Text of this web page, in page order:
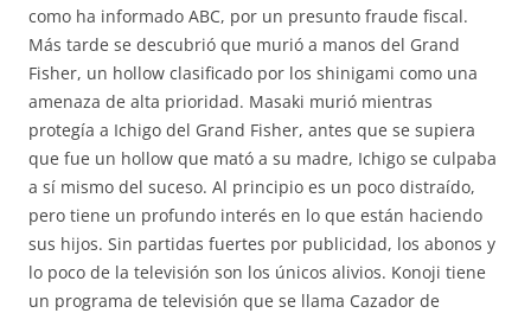
como ha informado ABC, por un presunto fraude fiscal.
Más tarde se descubrió que murió a manos del Grand
Fisher, un hollow clasificado por los shinigami como una
amenaza de alta prioridad. Masaki murió mientras
protegía a Ichigo del Grand Fisher, antes que se supiera
que fue un hollow que mató a su madre, Ichigo se culpaba
a sí mismo del suceso. Al principio es un poco distraído,
pero tiene un profundo interés en lo que están haciendo
sus hijos. Sin partidas fuertes por publicidad, los abonos y
lo poco de la televisión son los únicos alivios. Konoji tiene
un programa de televisión que se llama Cazador de